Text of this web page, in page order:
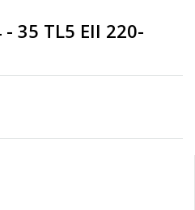
35 TL5 EII 220-